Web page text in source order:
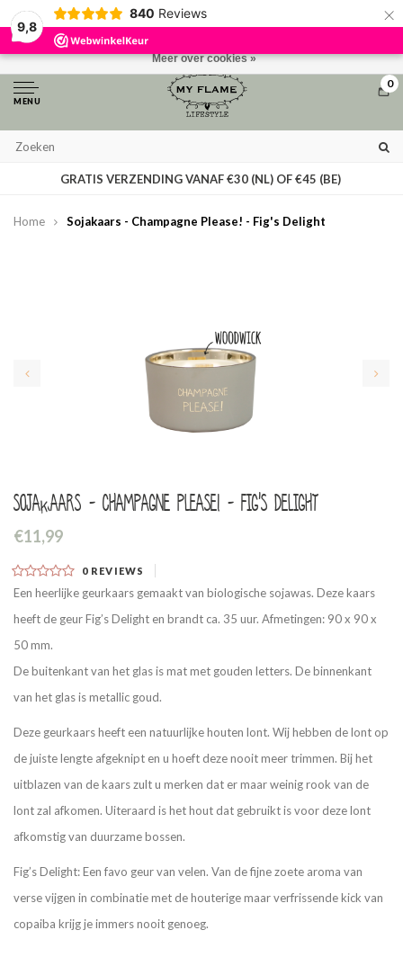
9,8
840 Reviews ×
MENU
0
GRATIS VERZENDING VANAF €30 (NL) OF €45 (BE)
Home Sojakaars - Champagne Please! - Fig's Delight
Sojakaars - Champagne Please! - Fig's Delight
€11,99
0 REVIEWS
Een heerlijke geurkaars gemaakt van biologische sojawas. Deze kaars
heeft de geur Fig’s Delight en brandt ca. 35 uur. Afmetingen: 90 x 90 x
50 mm.
De buitenkant van het glas is mat met gouden letters. De binnenkant
van het glas is metallic goud.
Deze geurkaars heeft een natuurlijke houten lont. Wij hebben de lont op
de juiste lengte afgeknipt en u hoeft deze nooit meer trimmen. Bij het
uitblazen van de kaars zult u merken dat er maar weinig rook van de
lont zal afkomen. Uiteraard is het hout dat gebruikt is voor deze lont
afkomstig van duurzame bossen.
Fig’s Delight: Een favo geur van velen. Van de fijne zoete aroma van
verse vijgen in combinatie met de houterige maar verfrissende kick van
copaiba krijg je immers nooit genoeg.
Door het gebruiken van onze website, ga je akkoord met het gebruik van
cookies om onze website te verbeteren.
Meer over cookies »